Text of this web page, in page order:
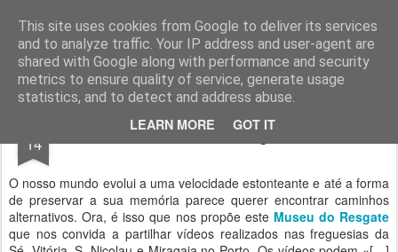
This site uses cookies from Google to deliver its services
and to analyze traffic. Your IP address and user-agent are
shared with Google along with performance and security
metrics to ensure quality of service, generate usage
statistics, and to detect and address abuse.
LEARN MORE GOT IT
Geopalavras
canal800 clique ZapCanal
14 Museu do Resgate.
O nosso mundo evolui a uma velocidade estonteante e até a forma
de preservar a sua memória parece querer encontrar caminhos
alternativos. Ora, é isso que nos propõe este Museu do Resgate
que nos convida a partilhar vídeos realizados nas freguesias da